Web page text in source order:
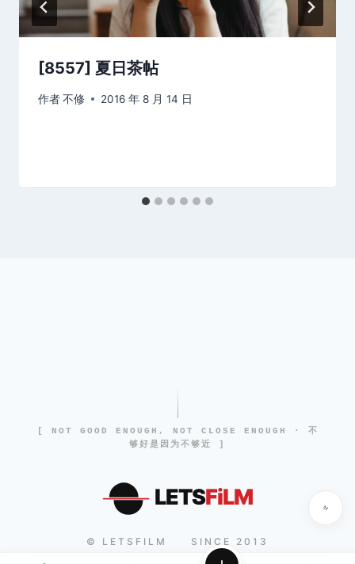
[8557] 夏日茶帖
作者不修 2016 年 8 月 14 日
[ NOT GOOD ENOUGH, NOT CLOSE ENOUGH · 不
够好是因为不够近 ]
LETSFiLM
© LETSFILM SINCE 2013